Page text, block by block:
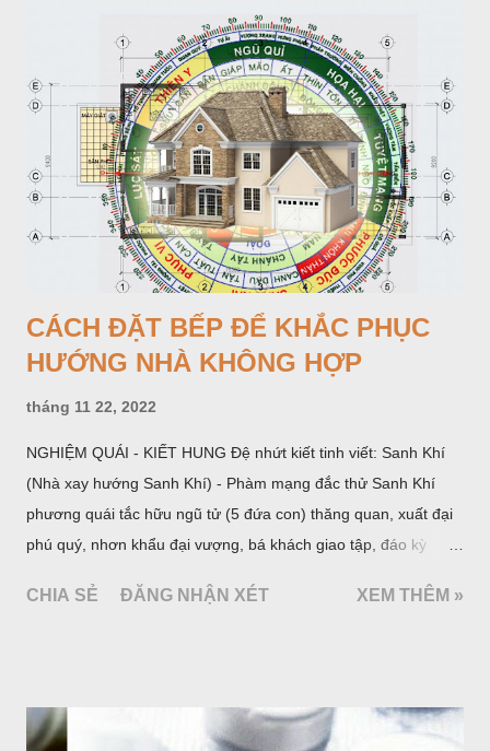
(ILAE) cho biết hiện ước tính có 50 triệu người bệnh động kinh
trên thế giới trong đó 80% thuộc các nước đang phát triển. Ở
các nước phát triển tỷ lệ mới phát hiện hàng năm là 24 - 53 đối
với 100 000 người, còn ở các nước đang phát triển là 49,3 -
190 đối với 100 000 người.
CÁCH ĐẶT BẾP ĐỂ KHẮC PHỤC
HƯỚNG NHÀ KHÔNG HỢP
tháng 11 22, 2022
NGHIỆM QUÁI - KIẾT HUNG Đệ nhứt kiết tinh viết: Sanh Khí
(Nhà xay hướng Sanh Khí) - Phàm mạng đắc thử Sanh Khí
phương quái tắc hữu ngũ tử (5 đứa con) thăng quan, xuất đại
phú quý, nhơn khẩu đại vượng, bá khách giao tập, đáo kỳ
đại phát tài). Đệ nhị kiết tỉnh viết: Thiên Y (Nhà xay hướng
niên đắc tài. Đến các năm tháng Thìn, Tuất, Sửu, Mùi có tài.
CHIA SẺ ĐĂNG NHẬN XÉT XEM THÊM »